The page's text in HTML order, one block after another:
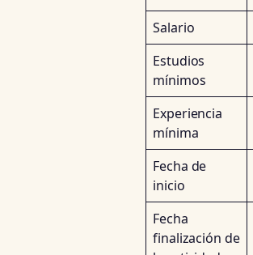
Salario
Estudios
mínimos
Experiencia
mínima
Fecha de
inicio
Fecha
finalización de